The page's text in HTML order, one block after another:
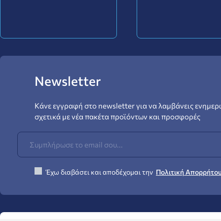
Newsletter
Κάνε εγγραφή στο newsletter για να λαμβάνεις
σχετικά με νέα πακέτα προϊόντων και προσφορές
Έχω διαβάσει και αποδέχομαι την Πολιτική